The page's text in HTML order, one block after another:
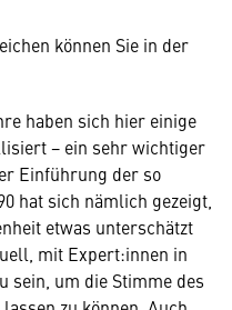
können Sie in der
haben sich hier einige
− ein sehr wichtiger
Einführung der so
hat sich nämlich gezeigt,
etwas unterschätzt
mit Expert:innen in
sein, um die Stimme des